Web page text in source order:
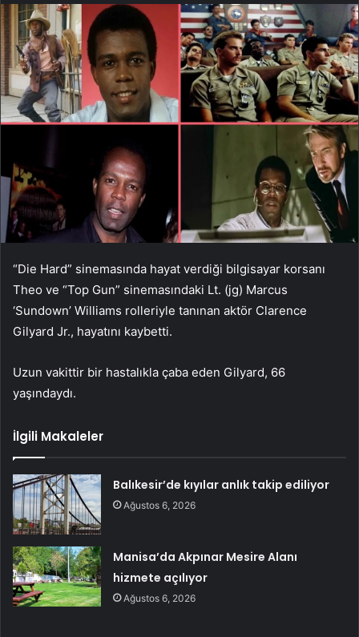
“Die Hard” sinemasında hayat verdiği bilgisayar korsanı
Theo ve “Top Gun” sinemasındaki Lt. (jg) Marcus
‘Sundown’ Williams rolleriyle tanınan aktör Clarence
Gilyard Jr., hayatını kaybetti.
Uzun vakittir bir hastalıkla çaba eden Gilyard, 66
yaşındaydı.
İlgili Makaleler
Balıkesir’de kıyılar anlık takip ediliyor
Ağustos 6, 2026
Manisa’da Akpınar Mesire Alanı
hizmete açılıyor
Ağustos 6, 2026